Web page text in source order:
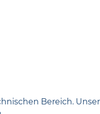
Bereich.